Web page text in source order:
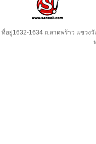
ที่อยู่1632-1634 ถ.ลาดพร้าว แขวง